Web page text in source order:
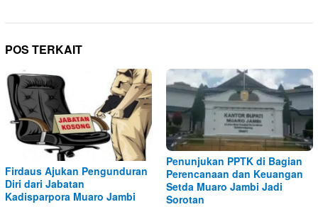
POS TERKAIT
Firdaus Ajukan Pengunduran
Diri dari Jabatan
Kadisparpora Muaro Jambi
Penunjukan PPTK di Bagian
Perencanaan dan Keuangan
Setda Muaro Jambi Jadi
Sorotan